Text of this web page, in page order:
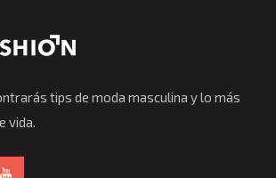
tips de moda masculina y lo más
vida.